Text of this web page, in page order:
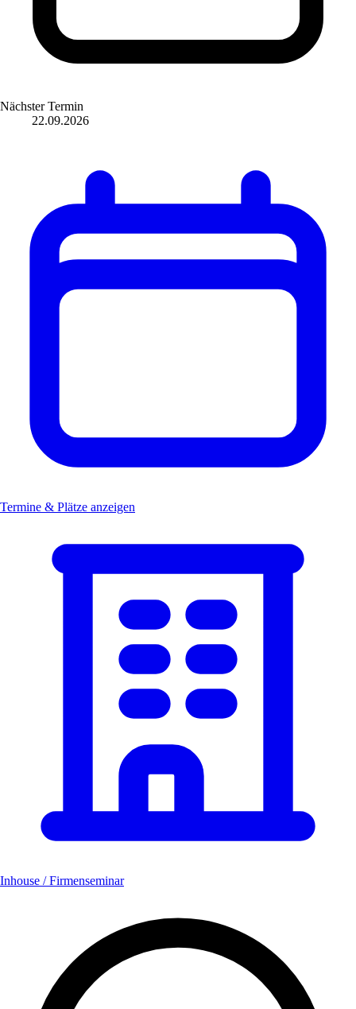
Nächster Termin
22.09.2026
Termine & Plätze anzeigen
Inhouse / Firmenseminar